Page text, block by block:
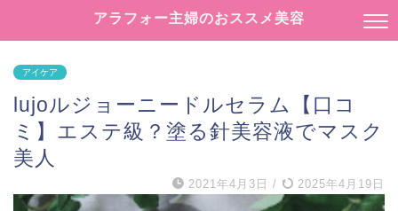
アラフォー主婦のおススメ美容
アイケア
lujoルジョーニードルセラム【口コ
ミ】エステ級？塗る針美容液でマスク
美人
2021年4月3日 / 2025年4月19日